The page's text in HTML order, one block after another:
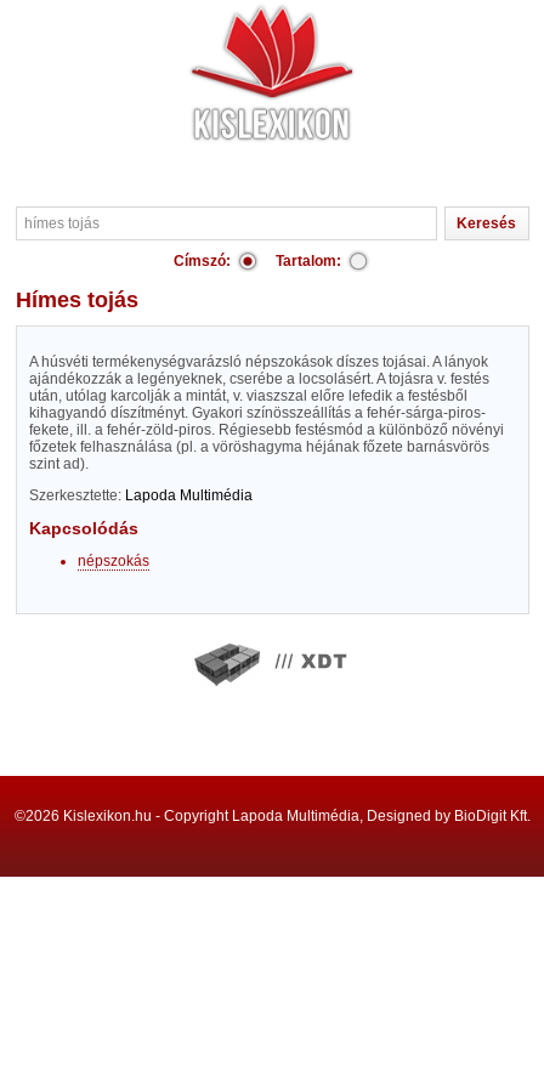
Címszó: Tartalom:
hímes tojás
A húsvéti termékenységvarázsló népszokások díszes tojásai. A lányok
ajándékozzák a legényeknek, cserébe a locsolásért. A tojásra v. festés
után, utólag karcolják a mintát, v. viaszszal előre lefedik a festésből
kihagyandó díszítményt. Gyakori színösszeállítás a fehér-sárga-piros-
fekete, ill. a fehér-zöld-piros. Régiesebb festésmód a különböző növényi
főzetek felhasználása (pl. a vöröshagyma héjának főzete barnásvörös
szint ad).
Szerkesztette: Lapoda Multimédia
Kapcsolódás
népszokás
©2026 Kislexikon.hu - Copyright Lapoda Multimédia, Designed by BioDigit Kft.